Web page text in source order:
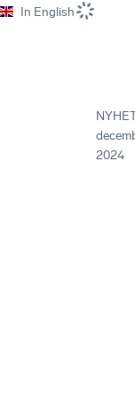
In English
2024